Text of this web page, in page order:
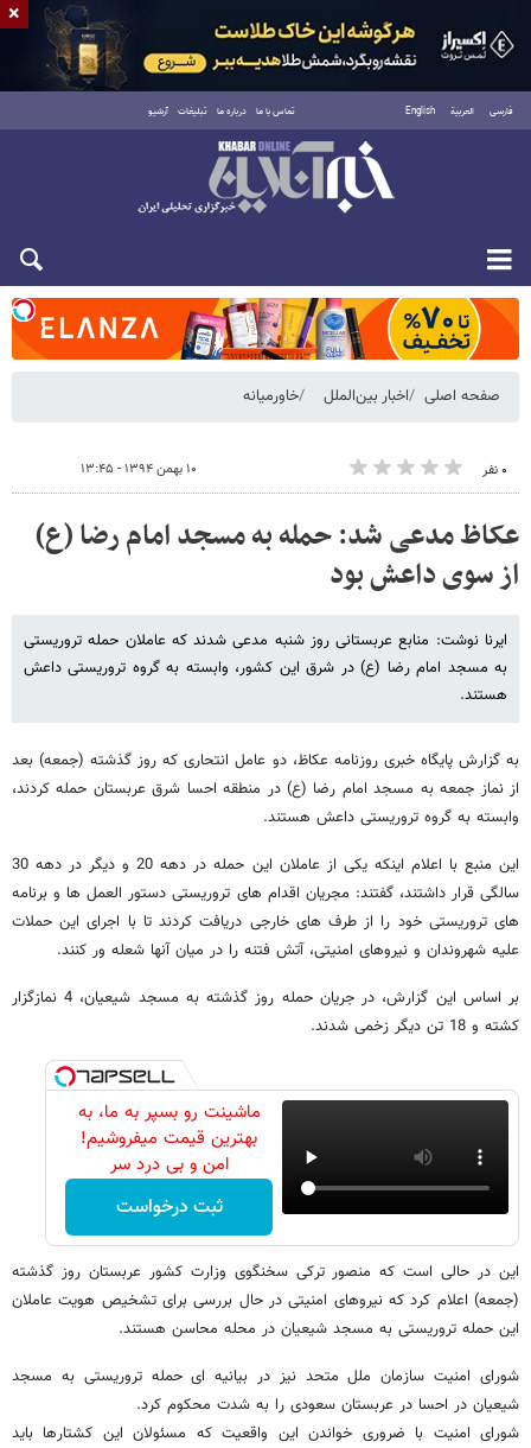
فارسی العربية English تماس با ما درباره ما تبلیغات آرشیو
شنبه ۱۷ مرداد ۱۴۰۵
صفحه اصلی اخبار بین‌الملل خاورمیانه
۰ نفر ۱۰ بهمن ۱۳۹۴ - ۱۳:۴۵
عکاظ مدعی شد: حمله به مسجد امام رضا (ع)
از سوی داعش بود
ایرنا نوشت: منابع عربستانی روز شنبه مدعی شدند که عاملان حمله تروریستی
به مسجد امام رضا (ع) در شرق این کشور، وابسته به گروه تروریستی داعش
هستند.
به گزارش پایگاه خبری روزنامه عکاظ، دو عامل انتحاری که روز گذشته (جمعه) بعد
از نماز جمعه به مسجد امام رضا (ع) در منطقه احسا شرق عربستان حمله کردند،
وابسته به گروه تروریستی داعش هستند.
این منبع با اعلام اینکه یکی از عاملان این حمله در دهه 20 و دیگر در دهه 30
سالگی قرار داشتند، گفتند: مجریان اقدام های تروریستی دستور العمل ها و برنامه
های تروریستی خود را از طرف های خارجی دریافت کردند تا با اجرای این حملات
علیه شهروندان و نیروهای امنیتی، آتش فتنه را در میان آنها شعله ور کنند.
بر اساس این گزارش، در جریان حمله روز گذشته به مسجد شیعیان، 4 نمازگزار
کشته و 18 تن دیگر زخمی شدند.
ماشینت رو بسپر به ما، به
بهترین قیمت میفروشیم!
امن و بی درد سر
ثبت درخواست
این در حالی است که منصور ترکی سخنگوی وزارت کشور عربستان روز گذشته
(جمعه) اعلام کرد که نیروهای امنیتی در حال بررسی برای تشخیص هویت عاملان
این حمله تروریستی به مسجد شیعیان در محله محاسن هستند.
شورای امنیت سازمان ملل متحد نیز در بیانیه ای حمله تروریستی به مسجد
شیعیان در احسا در عربستان سعودی را به شدت محکوم کرد.
شورای امنیت با ضروری خواندن این واقعیت که مسئولان این کشتارها باید
×